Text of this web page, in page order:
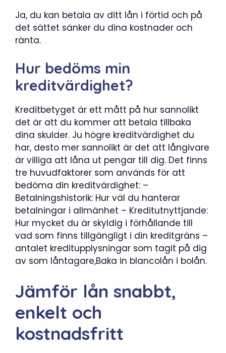
Ja, du kan betala av ditt lån i förtid och på
det sättet sänker du dina kostnader och
ränta.
Hur bedöms min
kreditvärdighet?
Kreditbetyget är ett mått på hur sannolikt
det är att du kommer att betala tillbaka
dina skulder. Ju högre kreditvärdighet du
har, desto mer sannolikt är det att långivare
är villiga att låna ut pengar till dig. Det finns
tre huvudfaktorer som används för att
bedöma din kreditvärdighet: –
Betalningshistorik: Hur väl du hanterar
betalningar i allmänhet – Kreditutnyttjande:
Hur mycket du är skyldig i förhållande till
vad som finns tillgängligt i din kreditgräns –
antalet kreditupplysningar som tagit på dig
av som låntagare,Baka in blancolån i bolån.
Jämför lån snabbt,
enkelt och
kostnadsfritt